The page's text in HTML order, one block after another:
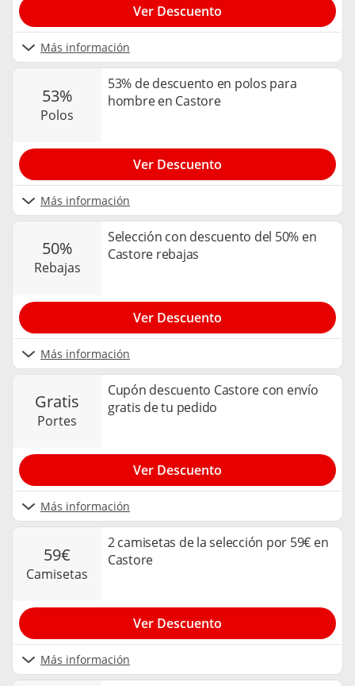
Más información
Ver Descuento
53%
polos
53% de descuento en polos para
hombre en Castore
Más información
Ver Descuento
50%
rebajas
Selección con descuento del 50% en
Castore rebajas
Más información
Ver Descuento
gratis
portes
Cupón descuento Castore con envío
gratis de tu pedido
Más información
Ver Descuento
59€
camisetas
2 camisetas de la selección por 59€ en
Castore
Más información
Ver Descuento